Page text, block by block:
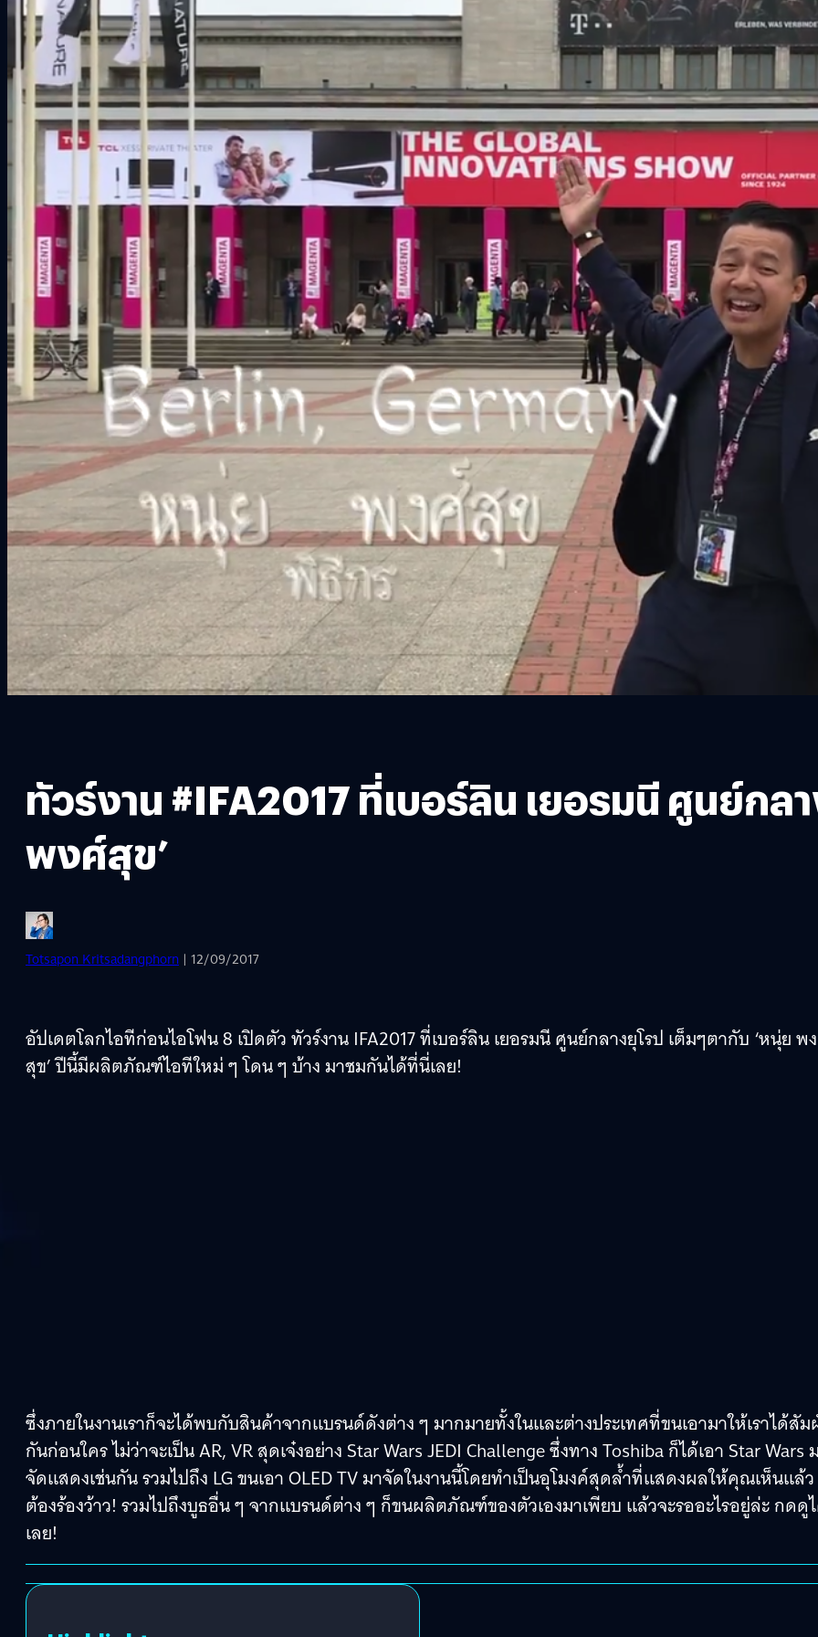
ทัวร์งาน #IFA2017 ที่เบอร์ลิน เยอรมนี ศูนย์กล
พงศ์สุข’
Totsapon Kritsadangphorn | 12/09/2017
อัปเดตโลกไอทีก่อนไอโฟน 8 เปิดตัว ทัวร์งาน IFA2017 ที่เบอร์ลิน เยอรมนี ศูนย์กลางยุโรป เต็มๆตากับ ‘หนุ่ย พ
สุข’ ปีนี้มีผลิตภัณฑ์ไอทีใหม่ ๆ โดน ๆ บ้าง มาชมกันได้ที่นี่เลย!
ซึ่งภายในงานเราก็จะได้พบกับสินค้าจากแบรนด์ดังต่าง ๆ มากมายทั้งในและต่างประเทศที่ขนเอามาให้เราได้สั
กันก่อนใคร ไม่ว่าจะเป็น AR, VR สุดเจ๋งอย่าง Star Wars JEDI Challenge ซึ่งทาง Toshiba ก็ได้เอา Star Wars
จัดแสดงเช่นกัน รวมไปถึง LG ขนเอา OLED TV มาจัดในงานนี้โดยทำเป็นอุโมงค์สุดล้ำที่แสดงผลให้คุณเห็นแล้ว
ต้องร้องว้าว! รวมไปถึงบูธอื่น ๆ จากแบรนด์ต่าง ๆ ก็ขนผลิตภัณฑ์ของตัวเองมาเพียบ แล้วจะรออะไรอยู่ล่ะ กดดู
เลย!